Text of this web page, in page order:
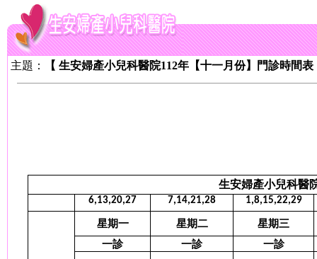
主題： 【 生安婦產小兒科醫院112年【十一月份】門診時間表
生安婦產小兒科醫
6,13,20,27 7,14,21,28 1,8,15,22,29
星期一 星期二
星期三
一診
一診 一診